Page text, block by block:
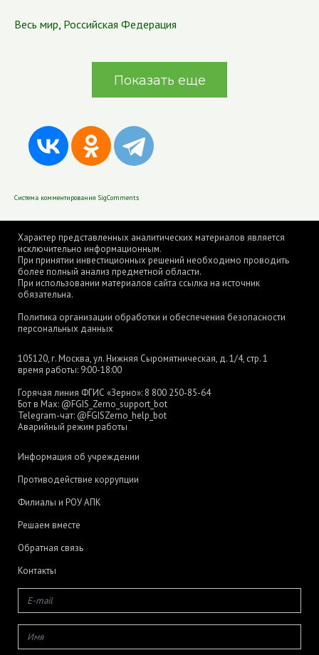
Весь мир, Российская Федерация
Показать еще
Система комментирования SigComments
Характер представленных аналитических материалов является
исключительно информационным.
При принятии инвестиционных решений необходимо проводить
более полный анализ предметной области.
При использовании материалов сайта ссылка на источник
обязательна.
Политика организации обработки и обеспечения безопасности
персональных данных
105120, г. Москва, ул. Нижняя Сыромятническая, д. 1/4, стр. 1
время работы: 9:00-18:00
Горячая линия ФГИС «Зерно»: 8 800 250-85-64
Бот в Max: @FGIS_Zerno_support_bot
Telegram-чат: @FGISZerno_help_bot
Аварийный режим работы
Информация об учреждении
Противодействие коррупции
Филиалы и РОУ АПК
Решаем вместе
Обратная связь
Контакты